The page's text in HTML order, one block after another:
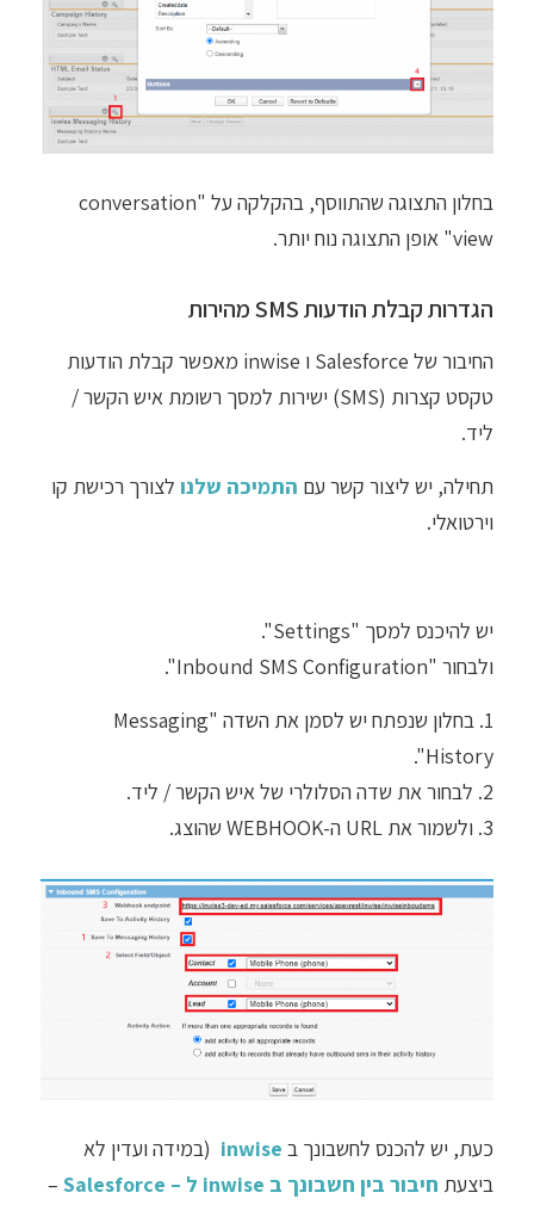
בחלון התצוגה שהתווסף, בהקלקה על "conversation
view" אופן התצוגה נוח יותר.
הגדרות קבלת הודעות SMS מהירות
החיבור של Salesforce ו inwise מאפשר קבלת הודעות
טקסט קצרות (SMS) ישירות למסך רשומת איש הקשר /
ליד.
תחילה, יש ליצור קשר עם התמיכה שלנולצורך רכישת קו
וירטואלי.
יש להיכנס למסך "Settings".
ולבחור "Inbound SMS Configuration".
1. בחלון שנפתח יש לסמן את השדה "Messaging
History".
2. לבחור את שדה הסלולרי של איש הקשר / ליד.
3. ולשמור את URL ה-WEBHOOK שהוצג.
כעת, יש להכנס לחשבונך ב inwise (במידה ועדין לא
ביצעת חיבור בין חשבונך ב inwise ל – Salesforce
–